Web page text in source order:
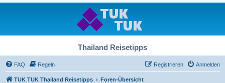
Thailand Reisetipps
FAQ Regeln Anmelden
Registrieren
TUK TUK Thailand Reisetipps Foren-Übersicht